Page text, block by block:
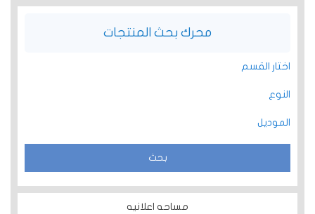
محرك بحث المنتجات
اختار القسم
النوع
الموديل
مساحه اعلانيه